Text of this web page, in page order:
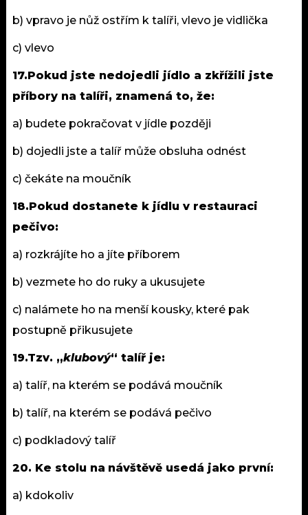
b) vpravo je nůž ostřím k talíři, vlevo je vidlička
c) vlevo
17.Pokud jste nedojedli jídlo a zkřížili jste
příbory na talíři, znamená to, že:
a) budete pokračovat v jídle později
b) dojedli jste a talíř může obsluha odnést
c) čekáte na moučník
18.Pokud dostanete k jídlu v restauraci
pečivo:
a) rozkrájíte ho a jíte příborem
b) vezmete ho do ruky a ukusujete
c) nalámete ho na menší kousky, které pak
postupně přikusujete
19.Tzv. „klubový“ talíř je:
a) talíř, na kterém se podává moučník
b) talíř, na kterém se podává pečivo
c) podkladový talíř
20. Ke stolu na návštěvě usedá jako první:
a) kdokoliv